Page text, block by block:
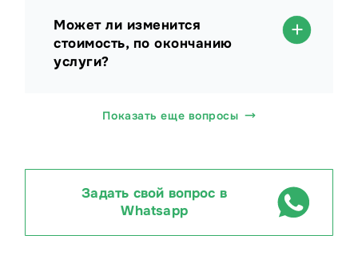
Может ли изменится
стоимость, по окончанию
услуги?
Показать еще вопросы
Задать свой вопрос в
Whatsapp